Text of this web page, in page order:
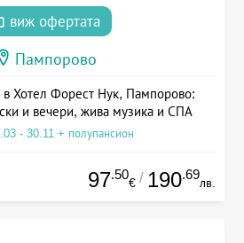
виж офертата
Пампорово
в Хотел Форест Нук, Пампорово:
и вечери, жива музика и СПА
- 30.11 + полупансион
97.50
€ / 190.69
лв.